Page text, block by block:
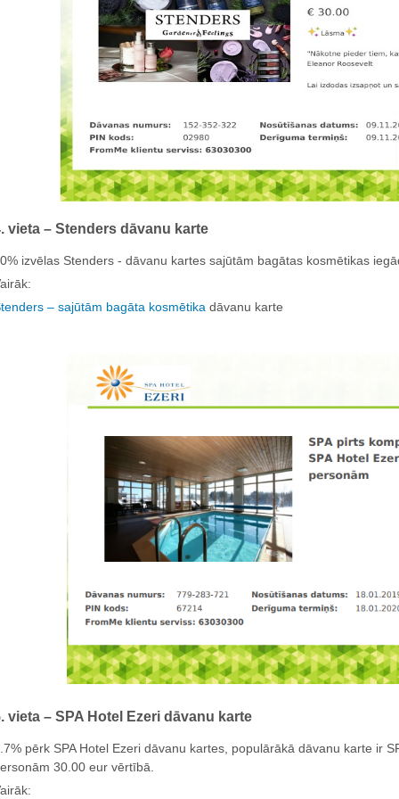
vieta – Stenders dāvanu karte
izvēlas Stenders - dāvanu kartes sajūtām bagātas kosmētikas
– sajūtām bagāta kosmētika dāvanu karte
vieta – SPA Hotel Ezeri dāvanu karte
pērk SPA Hotel Ezeri dāvanu kartes, populārākā dāvanu karte ir
30.00 eur vērtībā.